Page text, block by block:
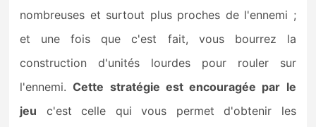
nombreuses et surtout plus proches de l'ennemi ;
et une fois que c'est fait, vous bourrez la
construction d'unités lourdes pour rouler sur
l'ennemi.Cette stratégie est encouragée par le
jeu c'est celle qui vous permet d'obtenir les